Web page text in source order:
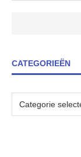
CATEGORIEËN